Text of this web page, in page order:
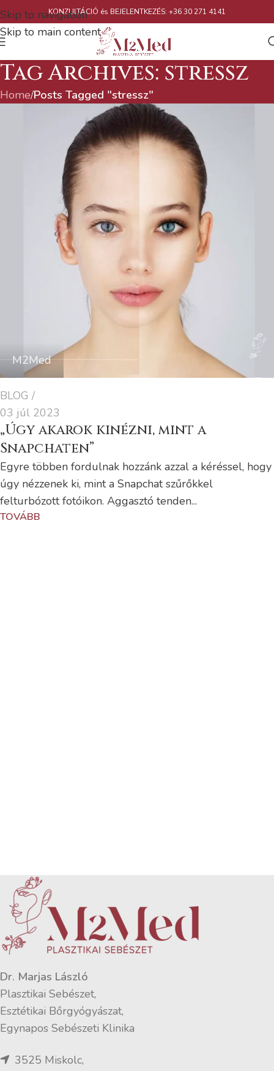
Skip to navigation
Skip to main content
KONZULTÁCIÓ és BEJELENTKEZÉS: +36 30 271 4141
Tag Archives: stressz
Home/Posts Tagged "stressz"
M2Med
BLOG
03 júl 2023
„Úgy akarok kinézni, mint a
Snapchaten”
Egyre többen fordulnak hozzánk azzal a kéréssel, hogy
úgy nézzenek ki, mint a Snapchat szűrőkkel
felturbózott fotóikon. Aggasztó tenden...
TOVÁBB
Dr. Marjas László
Plasztikai Sebészet,
Esztétikai Bőrgyógyászat,
Egynapos Sebészeti Klinika
3525 Miskolc,